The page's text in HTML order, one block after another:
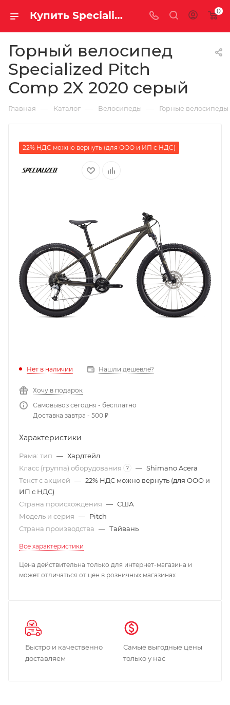
Купить Specialized Pitch Comp 2X 2020 серый за рублей, а со скидкой 0
Горный велосипед
Specialized Pitch
Comp 2X 2020 серый
Главная — Каталог — Велосипеды — Горные велосипеды
22% НДС можно вернуть (для ООО и ИП с НДС)
Нет в наличии Нашли дешевле?
Хочу в подарок
Самовывоз сегодня - бесплатно
Доставка завтра - 500 ₽
Характеристики
Рама: тип — Хардтейл
Класс (группа) оборудования
? — Shimano Acera
Текст с акцией — 22% НДС можно вернуть (для ООО и
ИП с НДС)
Страна происхождения — США
Модель и серия — Pitch
Страна производства — Тайвань
Все характеристики
Цена действительна только для интернет-магазина и
может отличаться от цен в розничных магазинах
Быстро и качественно
доставляем
Самые выгодные цены
только у нас